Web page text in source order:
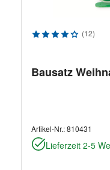
Durchschnittliche
(12)
Bausatz
Artikel-Nr.:810431
Lieferzeit 2-5